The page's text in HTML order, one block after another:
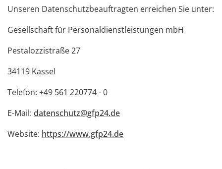
Unseren Datenschutzbeauftragten erreichen Sie unter:
Gesellschaft für Personaldienstleistungen mbH
Pestalozzistraße 27
34119 Kassel
Telefon: +49 561 220774 - 0
E-Mail: datenschutz@gfp24.de
Website: https://www.gfp24.de